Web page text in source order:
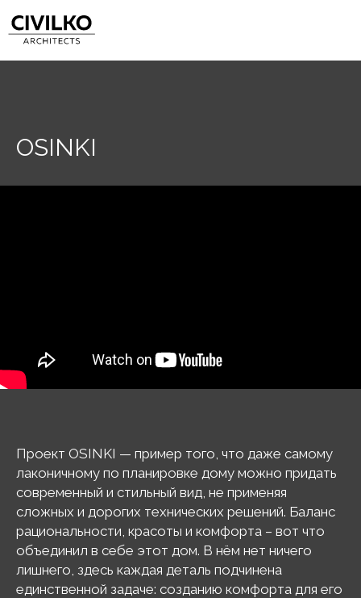
OSINKI
Проект OSINKI — пример того, что даже самому
лаконичному по планировке дому можно придать
современный и стильный вид, не применяя
сложных и дорогих технических решений. Баланс
рациональности, красоты и комфорта – вот что
объединил в себе этот дом. В нём нет ничего
лишнего, здесь каждая деталь подчинена
единственной задаче: созданию комфорта для его